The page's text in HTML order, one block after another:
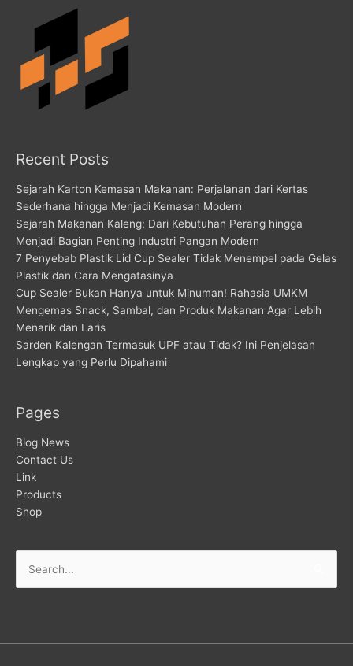
Recent Posts
Sejarah Karton Kemasan Makanan: Perjalanan dari Kertas
Sederhana hingga Menjadi Kemasan Modern
Sejarah Makanan Kaleng: Dari Kebutuhan Perang hingga
Menjadi Bagian Penting Industri Pangan Modern
7 Penyebab Plastik Lid Cup Sealer Tidak Menempel pada Gelas
Plastik dan Cara Mengatasinya
Cup Sealer Bukan Hanya untuk Minuman! Rahasia UMKM
Mengemas Snack, Sambal, dan Produk Makanan Agar Lebih
Menarik dan Laris
Sarden Kalengan Termasuk UPF atau Tidak? Ini Penjelasan
Lengkap yang Perlu Dipahami
Pages
Blog News
Contact Us
Link
Products
Shop